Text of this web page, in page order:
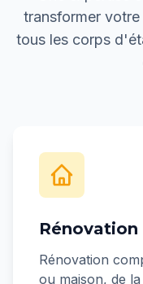
transformer
tous les corps
Rénovation
ou maison, de